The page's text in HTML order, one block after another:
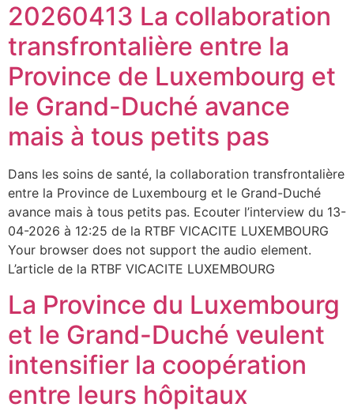
20260413 La collaboration
transfrontalière entre la
Province de Luxembourg et
le Grand-Duché avance
mais à tous petits pas
Dans les soins de santé, la collaboration transfrontalière
entre la Province de Luxembourg et le Grand-Duché
avance mais à tous petits pas. Ecouter l’interview du 13-
04-2026 à 12:25 de la RTBF VICACITE LUXEMBOURG
Your browser does not support the audio element.
L’article de la RTBF VICACITE LUXEMBOURG
La Province du Luxembourg
et le Grand-Duché veulent
intensifier la coopération
entre leurs hôpitaux